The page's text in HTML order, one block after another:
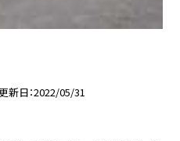
新日 2022/05/31